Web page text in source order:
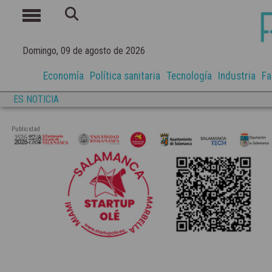
Domingo, 09 de agosto de 2026
Economía Política sanitaria Tecnología Industria
ES NOTICIA
Publicidad